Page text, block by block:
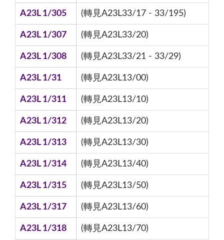
A23L 1/305 (轉見A23L33/17 - 33/195)
A23L 1/307 (轉見A23L33/20)
A23L 1/308 (轉見A23L33/21 - 33/29)
A23L 1/31 (轉見A23L13/00)
A23L 1/311 (轉見A23L13/10)
A23L 1/312 (轉見A23L13/20)
A23L 1/313 (轉見A23L13/30)
A23L 1/314 (轉見A23L13/40)
A23L 1/315 (轉見A23L13/50)
A23L 1/317 (轉見A23L13/60)
A23L 1/318 (轉見A23L13/70)